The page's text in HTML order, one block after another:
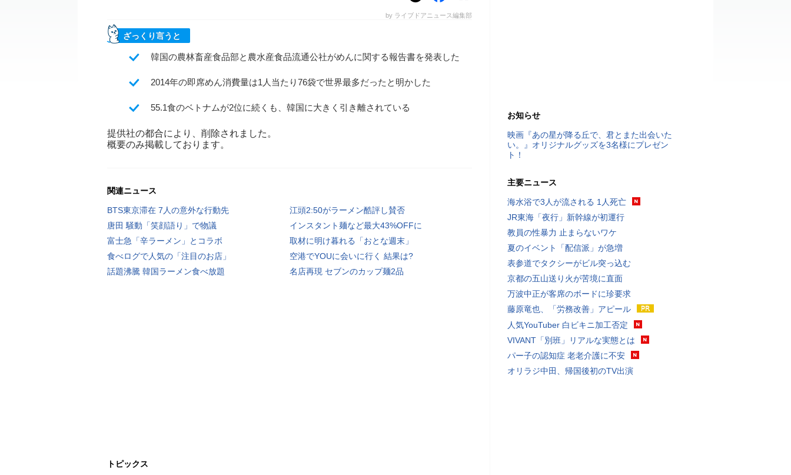
by ライブドアニュース編集部
ざっくり言うと
韓国の農林畜産食品部と農水産食品流通公社がめんに関する報告書を発表した
2014年の即席めん消費量は1人当たり76袋で世界最多だったと明かした
55.1食のベトナムが2位に続くも、韓国に大きく引き離されている
提供社の都合により、削除されました。
概要のみ掲載しております。
関連ニュース
BTS東京滞在 7人の意外な行動先
江頭2:50がラーメン酷評し賛否
唐田 騒動「笑顔語り」で物議
インスタント麺など最大43%OFFに
富士急「辛ラーメン」とコラボ
取材に明け暮れる「おとな週末」
食べログで人気の「注目のお店」
空港でYOUに会いに行く 結果は?
話題沸騰 韓国ラーメン食べ放題
名店再現 セブンのカップ麺2品
トピックス
お知らせ
映画『あの星が降る丘で、君とまた出会いた
い。』オリジナルグッズを3名様にプレゼン
ト！
主要ニュース
海水浴で3人が流される 1人死亡
JR東海「夜行」新幹線が初運行
教員の性暴力 止まらないワケ
夏のイベント「配信派」が急増
表参道でタクシーがビル突っ込む
京都の五山送り火が苦境に直面
万波中正が客席のボードに珍要求
藤原竜也、「労務改善」アピール
人気YouTuber 白ビキニ加工否定
VIVANT「別班」リアルな実態とは
パー子の認知症 老老介護に不安
オリラジ中田、帰国後初のTV出演